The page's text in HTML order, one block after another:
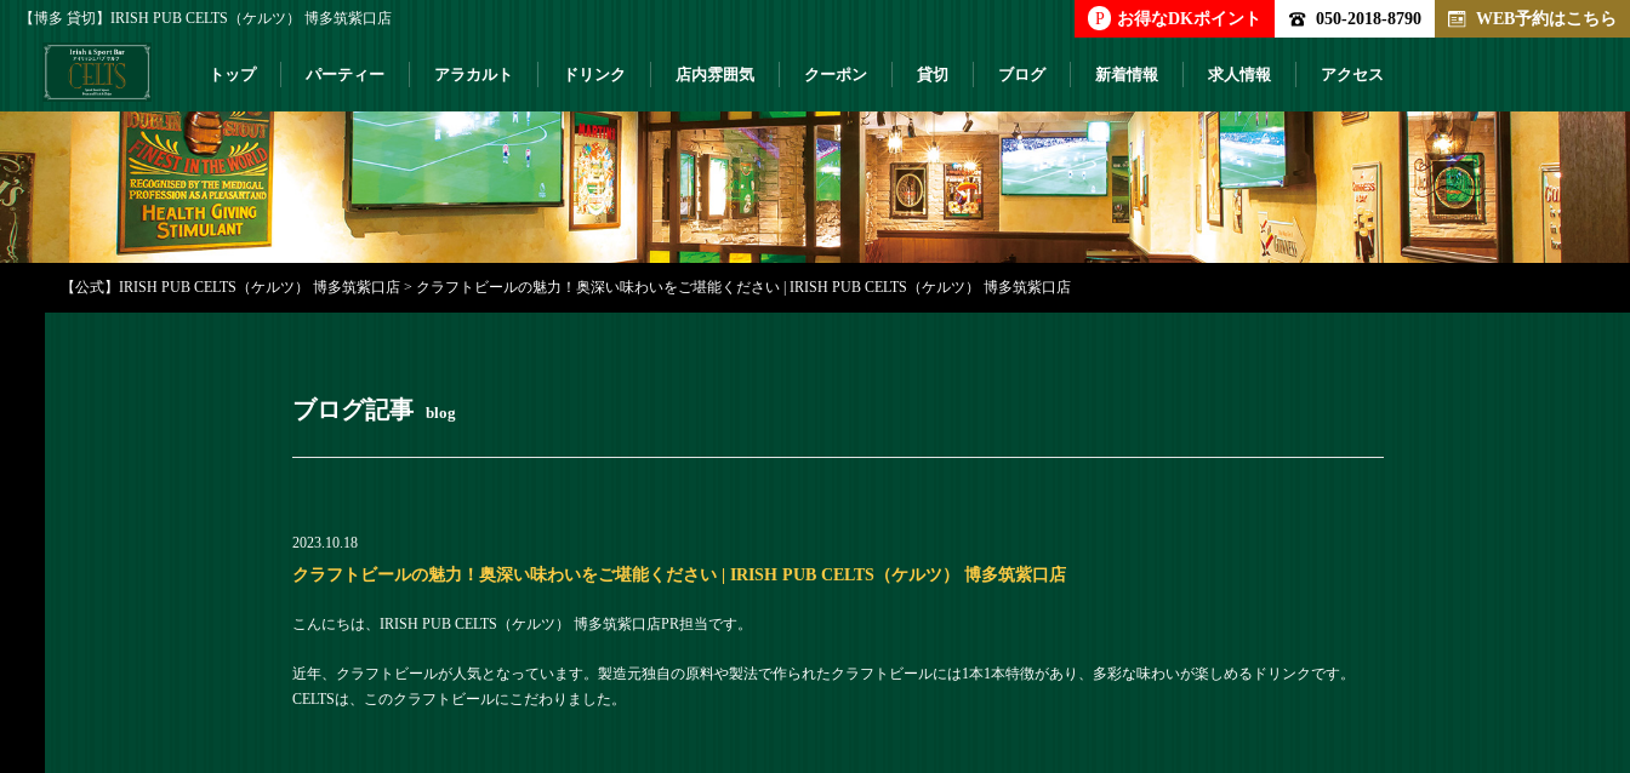
【博多 貸切】IRISH PUB CELTS（ケルツ） 博多筑紫口店 P お得なDKポイント 050-2018-8790 WEB予約はこちら
トップ パーティー アラカルト ドリンク 店内雰囲気 クーポン 貸切 ブログ 新着情報 求人情報 アクセス
【公式】IRISH PUB CELTS（ケルツ） 博多筑紫口店 > クラフトビールの魅力！奥深い味わいをご堪能ください | IRISH PUB CELTS（ケルツ） 博多筑紫口店
ブログ記事 blog
2023.10.18
クラフトビールの魅力！奥深い味わいをご堪能ください | IRISH PUB CELTS（ケルツ） 博多筑紫口店
こんにちは、IRISH PUB CELTS（ケルツ） 博多筑紫口店PR担当です。
近年、クラフトビールが人気となっています。製造元独自の原料や製法で作られたクラフトビールには1本1本特徴があり、多彩な味わいが楽しめるドリンクです。
CELTSは、このクラフトビールにこだわりました。